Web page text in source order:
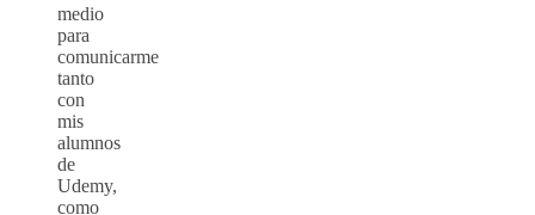
medio
para
comunicarme
tanto
con
mis
alumnos
de
Udemy,
como